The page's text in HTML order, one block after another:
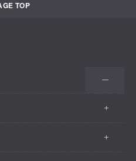
TOP